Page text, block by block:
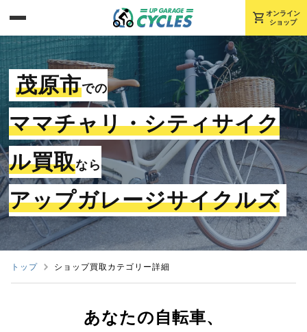
shopping_cart オンライン
ショップ
茂原市での
ママチャリ・シティサイク
ル買取なら
アップガレージサイクルズ
トップ ショップ買取カテゴリー詳細
あなたの自転車、